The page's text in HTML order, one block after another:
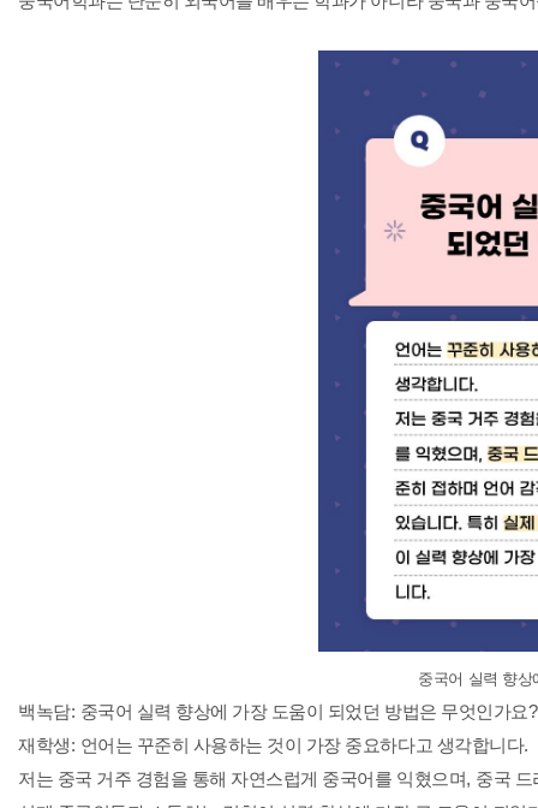
중국어 실력 향상
백녹담: 중국어 실력 향상에 가장 도움이 되었던 방법은 무엇인가요?
재학생: 언어는 꾸준히 사용하는 것이 가장 중요하다고 생각합니다.
저는 중국 거주 경험을 통해 자연스럽게 중국어를 익혔으며, 중국 드